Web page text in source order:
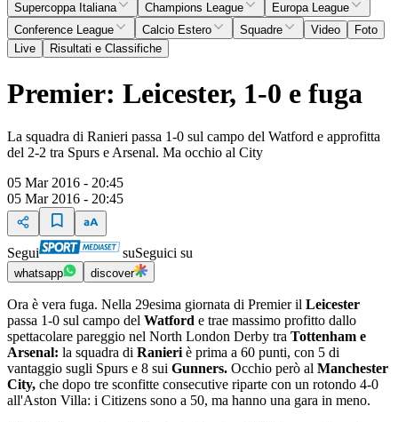
Supercoppa Italiana
Champions League
Europa League
Conference League
Calcio Estero Squadre Video
Foto
Live
Risultati e Classifiche
Premier: Leicester, 1-0 e fuga
La squadra di Ranieri passa 1-0 sul campo del Watford e approfitta
del 2-2 tra Spurs e Arsenal. Ma occhio al City
05 Mar 2016 - 20:45
05 Mar 2016 - 20:45
Segui suSeguici su
whatsapp discover
Ora è vera fuga. Nella 29esima giornata di Premier il Leicester
passa 1-0 sul campo del Watford e trae massimo profitto dallo
spettacolare pareggio nel North London Derby tra Tottenham e
Arsenal: la squadra di Ranieri è prima a 60 punti, con 5 di
vantaggio sugli Spurs e 8 sui Gunners. Occhio però al Manchester
City, che dopo tre sconfitte consecutive riparte con un rotondo 4-0
all'Aston Villa: i Citizens sono a 50, ma hanno una gara in meno.